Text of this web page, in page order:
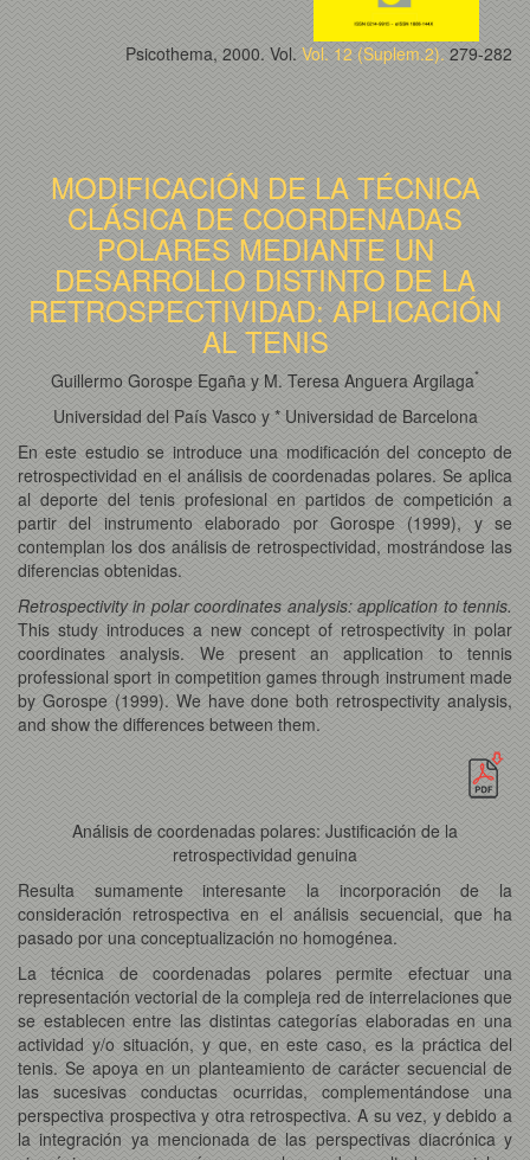
Psicothema, 2000. Vol. Vol. 12 (Suplem.2). 279-282
MODIFICACIÓN DE LA TÉCNICA
CLÁSICA DE COORDENADAS
POLARES MEDIANTE UN
DESARROLLO DISTINTO DE LA
RETROSPECTIVIDAD: APLICACIÓN
AL TENIS
Guillermo Gorospe Egaña y M. Teresa Anguera Argilaga*
Universidad del País Vasco y * Universidad de Barcelona
En este estudio se introduce una modificación del concepto de
retrospectividad en el análisis de coordenadas polares. Se aplica
al deporte del tenis profesional en partidos de competición a
partir del instrumento elaborado por Gorospe (1999), y se
contemplan los dos análisis de retrospectividad, mostrándose las
diferencias obtenidas.
Retrospectivity in polar coordinates analysis: application to tennis.
This study introduces a new concept of retrospectivity in polar
coordinates analysis. We present an application to tennis
professional sport in competition games through instrument made
by Gorospe (1999). We have done both retrospectivity analysis,
and show the differences between them.
Análisis de coordenadas polares: Justificación de la
retrospectividad genuina
Resulta sumamente interesante la incorporación de la
consideración retrospectiva en el análisis secuencial, que ha
pasado por una conceptualización no homogénea.
La técnica de coordenadas polares permite efectuar una
representación vectorial de la compleja red de interrelaciones que
se establecen entre las distintas categorías elaboradas en una
actividad y/o situación, y que, en este caso, es la práctica del
tenis. Se apoya en un planteamiento de carácter secuencial de
las sucesivas conductas ocurridas, complementándose una
perspectiva prospectiva y otra retrospectiva. A su vez, y debido a
la integración ya mencionada de las perspectivas diacrónica y